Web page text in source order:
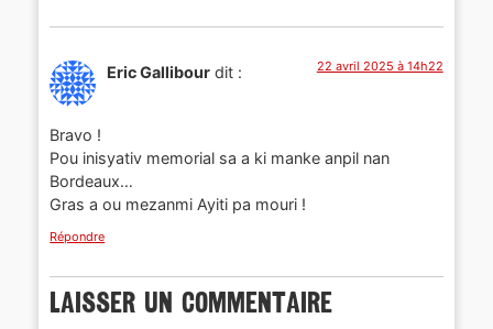
Eric Gallibour dit : 22 avril 2025 à 14h22
Bravo !
Pou inisyativ memorial sa a ki manke anpil nan
Bordeaux…
Gras a ou mezanmi Ayiti pa mouri !
Répondre
Laisser un commentaire